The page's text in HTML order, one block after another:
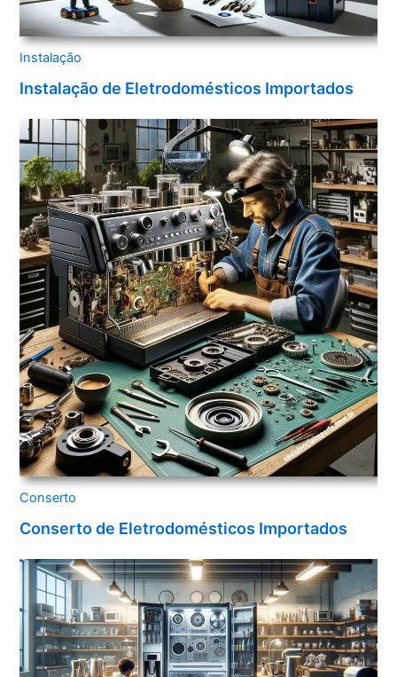
Instalação
Instalação de Eletrodomésticos Importados
Conserto
Conserto de Eletrodomésticos Importados